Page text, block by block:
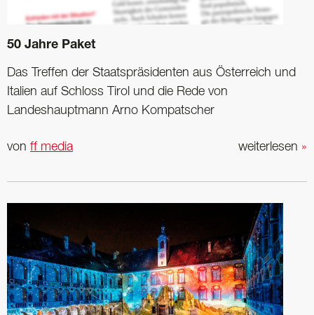
50 Jahre Paket
Das Treffen der Staats­präsidenten aus Österreich und
Italien auf Schloss Tirol und die Rede von
Landeshauptmann Arno Kompatscher
weiterlesen »
von ff media